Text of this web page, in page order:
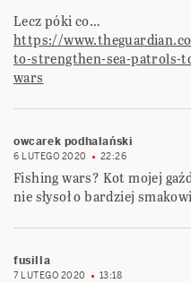
Lecz póki co…
https://
to-strengthen-sea-
wars
owcarek podhalański
6 LUTEGO 2020 22:26
Fishing wars? Kot mojej
nie słysoł o bardziej
fusilla
7 LUTEGO 2020 13:18